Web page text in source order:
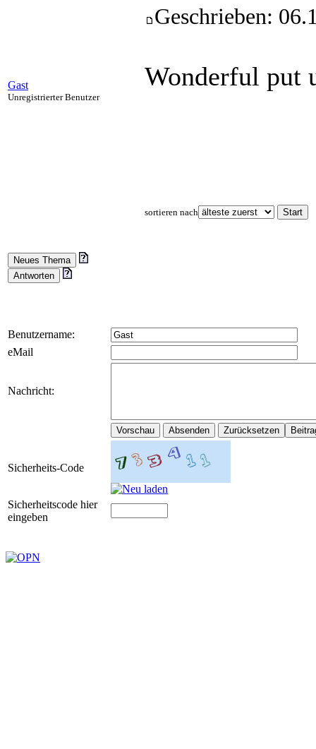
Gast
Unregistrierter Benutzer
Geschrieben:
Wonderful put
sortieren nach
Benutzername:
eMail
Nachricht:
Sicherheits-Code
Sicherheitscode hier
eingeben